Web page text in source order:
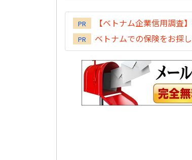
PR 【ベトナム企業信用調査
PR ベトナムでの保険をお探